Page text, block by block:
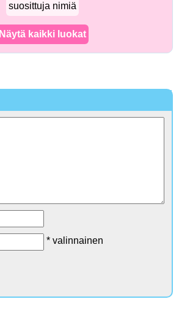
suosittuja nimiä
Näytä kaikki luokat
* valinnainen